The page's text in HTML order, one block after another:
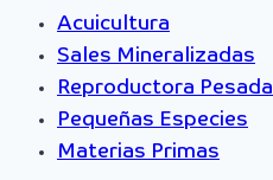
Acuicultura
Sales Mineralizadas
Reproductora
Pequeñas Especies
Materias Primas